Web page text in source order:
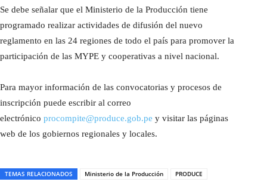
Se debe señalar que el Ministerio de la Producción tiene
programado realizar actividades de difusión del nuevo
reglamento en las 24 regiones de todo el país para promover la
participación de las MYPE y cooperativas a nivel nacional.
Para mayor información de las convocatorias y procesos de
inscripción puede escribir al correo
electrónico procompite@produce.gob.pe y visitar las páginas
web de los gobiernos regionales y locales.
TEMAS RELACIONADOS Ministerio de la Producción PRODUCE